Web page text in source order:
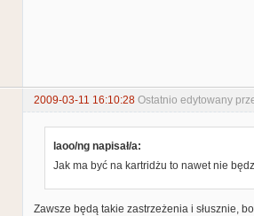
2009-03-11 16:10:28 Ostatnio edytowany
laoo/ng napisał/a:
Jak ma być na kartridżu to nawet nie
Zawsze będą takie zastrzeżenia i słusznie,